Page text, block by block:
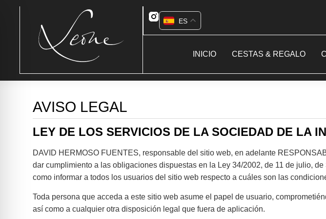
ES
INICIO CESTAS & REGALO
AVISO LEGAL
LEY DE LOS SERVICIOS DE LA SOCIEDAD DE LA
DAVID HERMOSO FUENTES, responsable del sitio web, en adelante
dar cumplimiento a las obligaciones dispuestas en la Ley 34/2002, de 11 de julio,
como informar a todos los usuarios del sitio web respecto a cuáles son las
Toda persona que acceda a este sitio web asume el papel de usuario,
así como a cualquier otra disposición legal que fuera de aplicación.